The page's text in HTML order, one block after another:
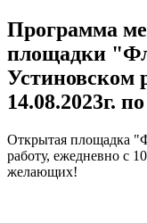
Программа
площадки
Устиновском
14.08.2023г.
Открытая площадка
работу, ежедневно с
желающих!